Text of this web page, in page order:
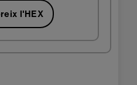
l'HEX